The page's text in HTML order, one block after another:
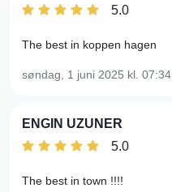
5.0
The best in koppen hagen
søndag, 1 juni 2025 kl. 07:34
ENGIN UZUNER
5.0
The best in town !!!!